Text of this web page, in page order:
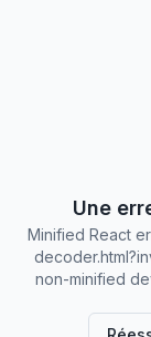
Une
Minified React
non-minified